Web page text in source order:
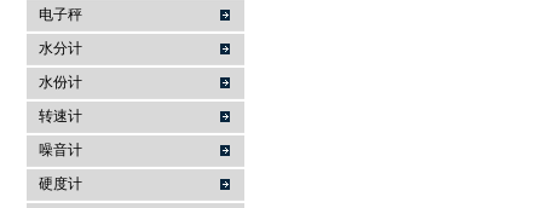
电子秤
水分计
水份计
转速计
噪音计
硬度计